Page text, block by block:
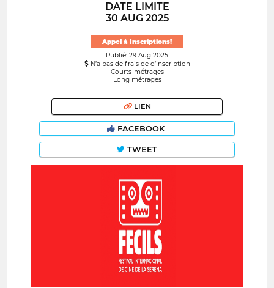
DATE LIMITE
30 AUG 2025
Appel à Inscriptions!
Publié: 29 Aug 2025
N’a pas de frais de d’inscription
Courts-métrages
Long métrages
LIEN
FACEBOOK
TWEET